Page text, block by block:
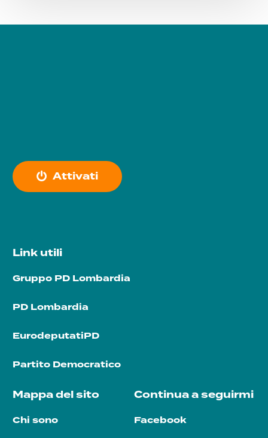
Attivati
Link utili
Gruppo PD Lombardia
PD Lombardia
EurodeputatiPD
Partito Democratico
Mappa del sito
Chi sono
Continua a seguirmi
Facebook